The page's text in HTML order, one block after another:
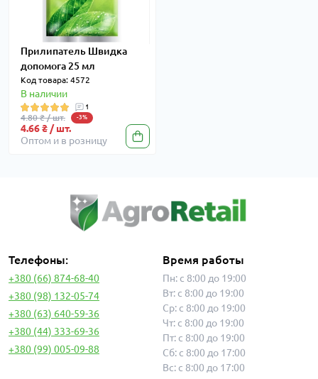
Прилипатель Швидка
допомога 25 мл
Код товара: 4572
В наличии
1
4.80 ₴ / шт. -3%
4.66 ₴ / шт.
Оптом и в розницу
Телефоны:
+380 (66) 874-68-40
+380 (98) 132-05-74
+380 (63) 640-59-36
+380 (44) 333-69-36
+380 (99) 005-09-88
Время работы
Пн: с 8:00 до 19:00
Вт: с 8:00 до 19:00
Ср: с 8:00 до 19:00
Чт: с 8:00 до 19:00
Пт: с 8:00 до 19:00
Сб: с 8:00 до 17:00
Вс: с 8:00 до 17:00